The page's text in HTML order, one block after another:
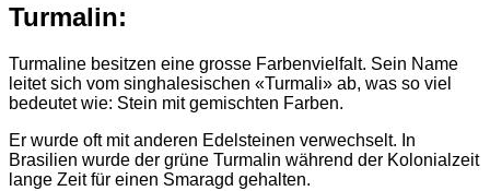
Turmalin:
Turmaline besitzen eine grosse Farbenvielfalt. Sein Name
leitet sich vom singhalesischen «Turmali» ab, was so viel
bedeutet wie: Stein mit gemischten Farben.
Er wurde oft mit anderen Edelsteinen verwechselt. In
Brasilien wurde der grüne Turmalin während der Kolonialzeit
lange Zeit für einen Smaragd gehalten.